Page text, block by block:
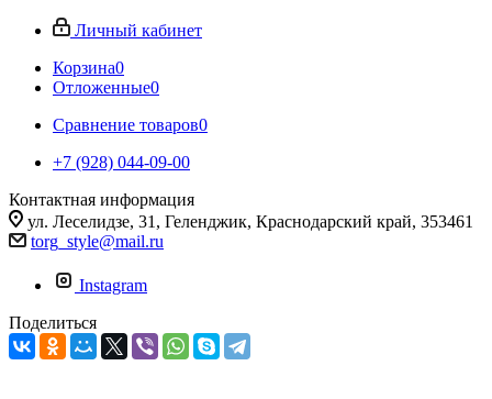
Личный кабинет
Корзина0
Отложенные0
Сравнение товаров0
+7 (928) 044-09-00
Контактная информация
ул. Леселидзе, 31, Геленджик, Краснодарский край, 353461
torg_style@mail.ru
Instagram
Поделиться